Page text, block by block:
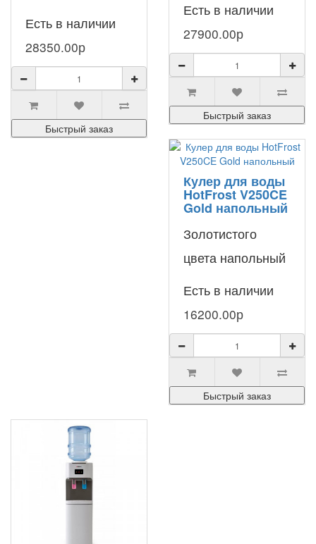
аппарат с нижней
загрузкой бутыли.
Устройство..
Есть в наличии
28350.00р
Быстрый заказ
функциональная,
эргономичная
модель с н..
Есть в наличии
27900.00р
Быстрый заказ
Кулер для воды
HotFrost V250CE
Gold напольный
Золотистого
цвета напольный
HotFrost V250CE
Gold –
современный,
многофункц..
Есть в наличии
16200.00р
Быстрый заказ